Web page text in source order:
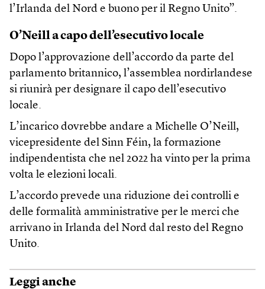
l’Irlanda del Nord e buono per il Regno Unito”.
O’Neill a capo dell’esecutivo locale
Dopo l’approvazione dell’accordo da parte del
parlamento britannico, l’assemblea nordirlandese
si riunirà per designare il capo dell’esecutivo
locale.
L’incarico dovrebbe andare a Michelle O’Neill,
vicepresidente del Sinn Féin, la formazione
indipendentista che nel 2022 ha vinto per la prima
volta le elezioni locali.
L’accordo prevede una riduzione dei controlli e
delle formalità amministrative per le merci che
arrivano in Irlanda del Nord dal resto del Regno
Unito.
Leggi anche